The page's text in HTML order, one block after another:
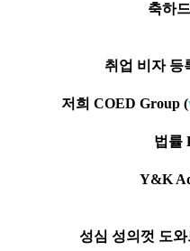
축하
취업 비자 등
저희 COED Group (
법률
Y&K
성심 성의껏 도